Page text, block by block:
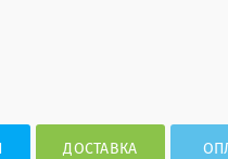
ДОСТАВКА